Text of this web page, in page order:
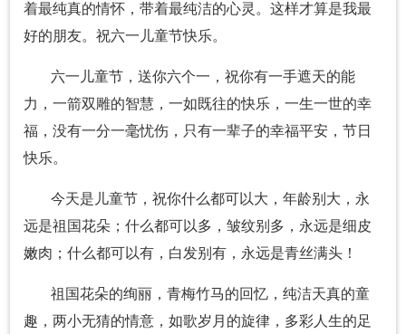
着最纯真的情怀，带着最纯洁的心灵。这样才算是我最
好的朋友。祝六一儿童节快乐。
六一儿童节，送你六个一，祝你有一手遮天的能
力，一箭双雕的智慧，一如既往的快乐，一生一世的幸
福，没有一分一毫忧伤，只有一辈子的幸福平安，节日
快乐。
今天是儿童节，祝你什么都可以大，年龄别大，永
远是祖国花朵；什么都可以多，皱纹别多，永远是细皮
嫩肉；什么都可以有，白发别有，永远是青丝满头！
祖国花朵的绚丽，青梅竹马的回忆，纯洁天真的童
趣，两小无猜的情意，如歌岁月的旋律，多彩人生的足